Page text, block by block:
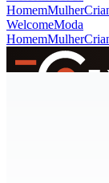
HomemMulher
WelcomeModa
HomemMulher